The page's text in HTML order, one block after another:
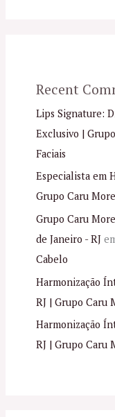
Recent
Lips Signature:
Exclusivo |
Faciais
Especialista em
Grupo Caru
Grupo Caru
de Janeiro - RJ
Cabelo
Harmonização
RJ | Grupo Caru
Harmonização
RJ | Grupo Caru